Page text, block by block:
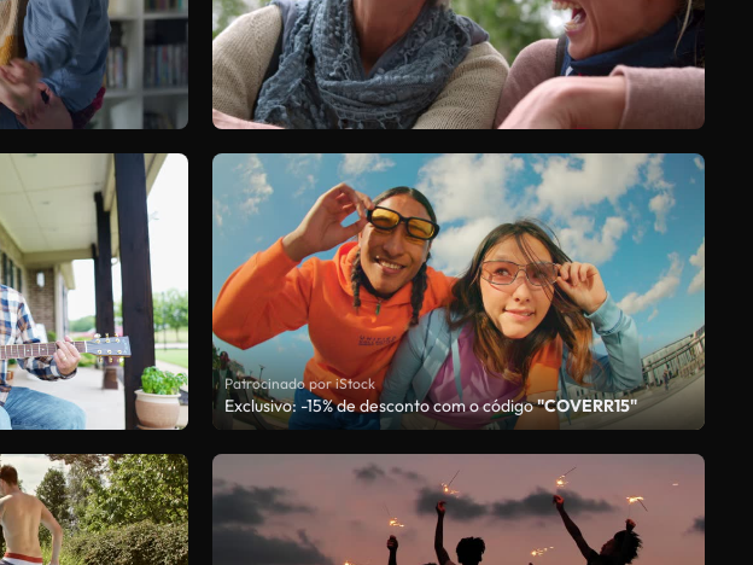
Patrocinado por iStock
Exclusivo: -15% de desconto com o código"COVERR15"